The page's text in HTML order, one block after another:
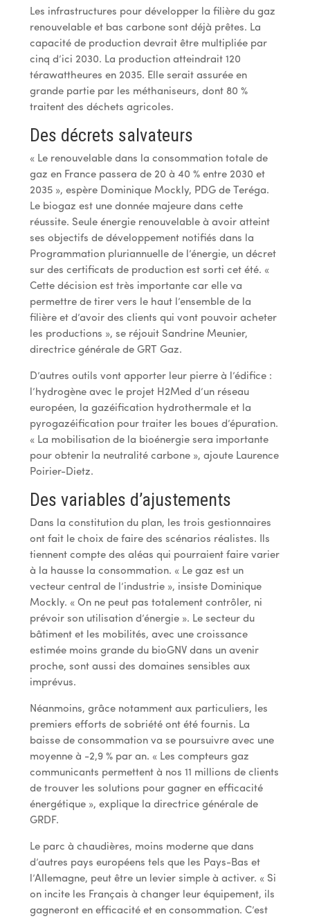
Les infrastructures pour développer la filière du gaz
renouvelable et bas carbone sont déjà prêtes. La
capacité de production devrait être multipliée par
cinq d’ici 2030. La production atteindrait 120
térawattheures en 2035. Elle serait assurée en
grande partie par les méthaniseurs, dont 80 %
traitent des déchets agricoles.
Des décrets salvateurs
« Le renouvelable dans la consommation totale de
gaz en France passera de 20 à 40 % entre 2030 et
2035 », espère Dominique Mockly, PDG de Teréga.
Le biogaz est une donnée majeure dans cette
réussite. Seule énergie renouvelable à avoir atteint
ses objectifs de développement notifiés dans la
Programmation pluriannuelle de l’énergie, un décret
sur des certificats de production est sorti cet été. «
Cette décision est très importante car elle va
permettre de tirer vers le haut l’ensemble de la
filière et d’avoir des clients qui vont pouvoir acheter
les productions », se réjouit Sandrine Meunier,
directrice générale de GRT Gaz.
D’autres outils vont apporter leur pierre à l’édifice :
l’hydrogène avec le projet H2Med d’un réseau
européen, la gazéification hydrothermale et la
pyrogazéification pour traiter les boues d’épuration.
« La mobilisation de la bioénergie sera importante
pour obtenir la neutralité carbone », ajoute Laurence
Poirier-Dietz.
Des variables d’ajustements
Dans la constitution du plan, les trois gestionnaires
ont fait le choix de faire des scénarios réalistes. Ils
tiennent compte des aléas qui pourraient faire varier
à la hausse la consommation. « Le gaz est un
vecteur central de l’industrie », insiste Dominique
Mockly. « On ne peut pas totalement contrôler, ni
prévoir son utilisation d’énergie ». Le secteur du
bâtiment et les mobilités, avec une croissance
estimée moins grande du bioGNV dans un avenir
proche, sont aussi des domaines sensibles aux
imprévus.
Néanmoins, grâce notamment aux particuliers, les
premiers efforts de sobriété ont été fournis. La
baisse de consommation va se poursuivre avec une
moyenne à -2,9 % par an. « Les compteurs gaz
communicants permettent à nos 11 millions de clients
de trouver les solutions pour gagner en efficacité
énergétique », explique la directrice générale de
GRDF.
Le parc à chaudières, moins moderne que dans
d’autres pays européens tels que les Pays-Bas et
l’Allemagne, peut être un levier simple à activer. « Si
on incite les Français à changer leur équipement, ils
gagneront en efficacité et en consommation. C’est